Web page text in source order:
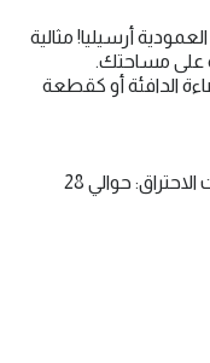
أرسيليا! مثالية
على مساحتك.
الدافئة أو كقطعة
أبرز المميزات: شمعة بدون رائحة، ساعات الاحتراق: حوالي 28